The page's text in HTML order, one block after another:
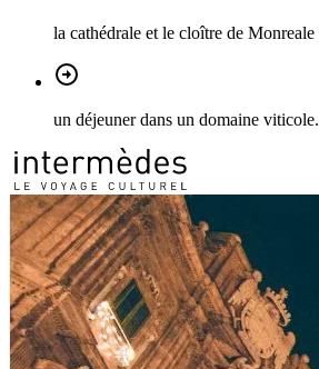
la cathédrale et le cloître de Monreale
un déjeuner dans un domaine viticole.